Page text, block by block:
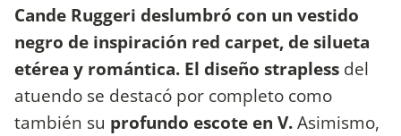
Cande Ruggeri deslumbró con un vestido
negro de inspiración red carpet, de silueta
etérea y romántica. El diseño strapless del
atuendo se destacó por completo como
también su profundo escote en V.Asimismo,